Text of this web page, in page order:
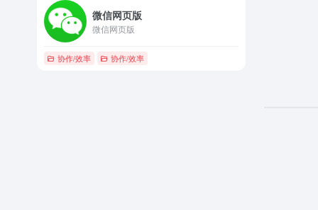
微信网页版
微信网页版
协作/效率 协作/效率